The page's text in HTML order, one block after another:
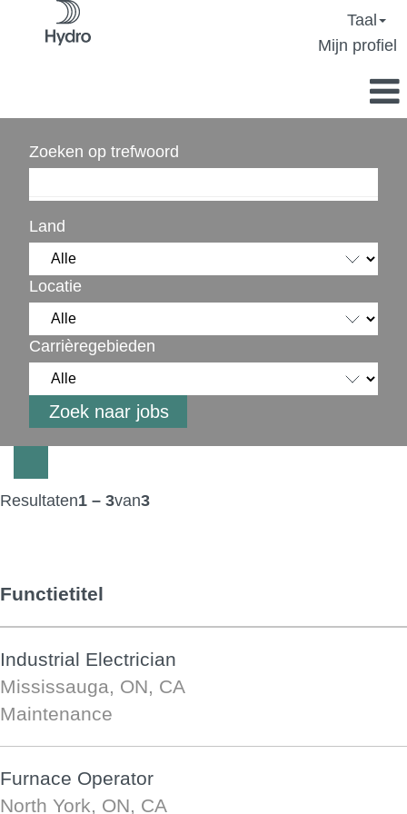
Taal
Mijn profiel
Zoeken op trefwoord
Land
Locatie
Carrièregebieden
Resultaten1 – 3van3
Functietitel
Industrial Electrician
Mississauga, ON, CA
Maintenance
Furnace Operator
North York, ON, CA